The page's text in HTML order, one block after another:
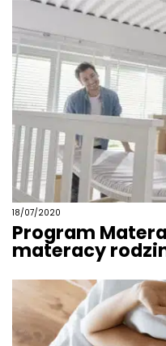
18/07/2020
Program
materacy